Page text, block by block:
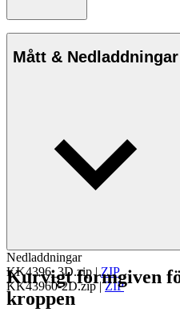
Arkitekten Kaare Klint
dansk design och skapade med
grunden för begreppet dansk
han skapade en rad
logisk design, rena linjer,
Mått & Nedladdningar
Nedladdningar
KK4396_3D.zip|ZIP
KK43960-2D.zip|ZIP
Kurvigt formgiven
kroppen